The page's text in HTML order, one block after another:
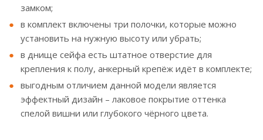
замком;
в комплект включены три полочки, которые можно
установить на нужную высоту или убрать;
в днище сейфа есть штатное отверстие для
крепления к полу, анкерный крепёж идёт в комплекте;
выгодным отличием данной модели является
эффектный дизайн – лаковое покрытие оттенка
спелой вишни или глубокого чёрного цвета.